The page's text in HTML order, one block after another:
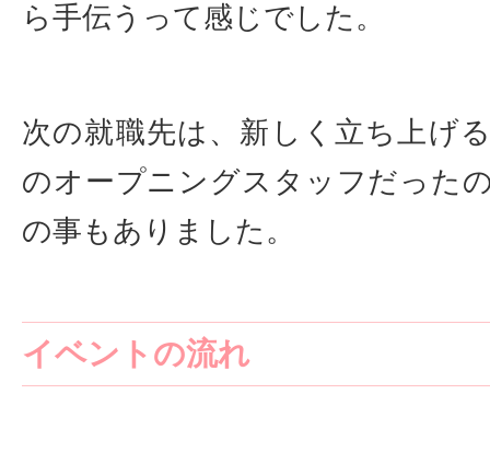
ら手伝うって感じでした。
次の就職先は、新しく立ち上げ
のオープニングスタッフだった
の事もありました。
イベントの流れ